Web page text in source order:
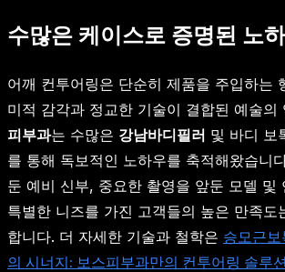
수많은 케이스로 증명된 노
어깨 컨투어링은 단순히 제품을 주입하는
미적 감각과 정교한 기술이 결합된 예술의
피부과는 수많은 강남바디필러 및 바디 보
를 통해 독보적인 노하우를 축적해왔습니
둔 예비 신부, 중요한 촬영을 앞둔 모델 및
특별한 니즈를 가진 고객들의 높은 만족도
합니다. 더 자세한 기술과 철학은 승모근
의 시너지: 보스피부과만의 컨투어링 솔루